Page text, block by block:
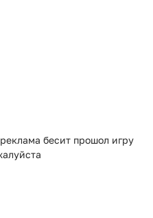
бесит прошол игру